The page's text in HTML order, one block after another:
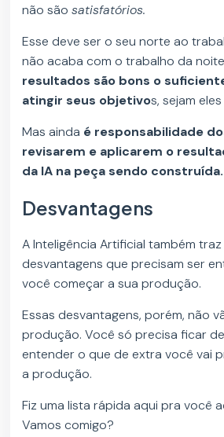
não sãosatisfatórios.
Esse deve ser o seu norte ao
não acaba com o trabalho da
resultados são bons o
atingir seus objetivos, sejam
Mas ainda é responsabilidade
revisarem e aplicarem o
da IA na peça sendo construída.
Desvantagens
A Inteligência Artificial também traz
desvantagens que precisam ser
você começar a sua produção.
Essas desvantagens, porém, não
produção. Você só precisa ficar
entender o que de extra você vai
a produção.
Fiz uma lista rápida aqui pra você
Vamos comigo?